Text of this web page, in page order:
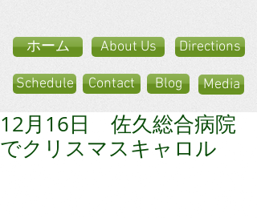
ホーム About Us Directions
Schedule Contact Blog Media
12月16日 佐久総合病院
でクリスマスキャロル